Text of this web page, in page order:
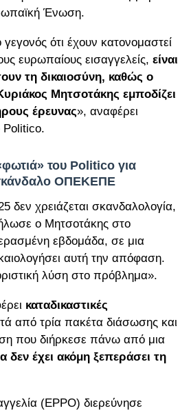
Ένωση.
ότι έχουν κατονομαστεί
ευρωπαίους εισαγγελείς, είναι
τη δικαιοσύνη, καθώς ο
Μητσοτάκης εμποδίζει
έρευνας», αναφέρει
Politico.
του Politico για
ΟΠΕΚΕΠΕ
δεν χρειάζεται σκανδαλολογία,
ο Μητσοτάκης στο
εβδομάδα, σε μια
αυτή την απόφαση.
λύση στο πρόβλημα».
καταδικαστικές
από τρία πακέτα διάσωσης και
που διήρκεσε πάνω από μια
δεν έχει ακόμη ξεπεράσει τη
(EPPO) διερεύνησε